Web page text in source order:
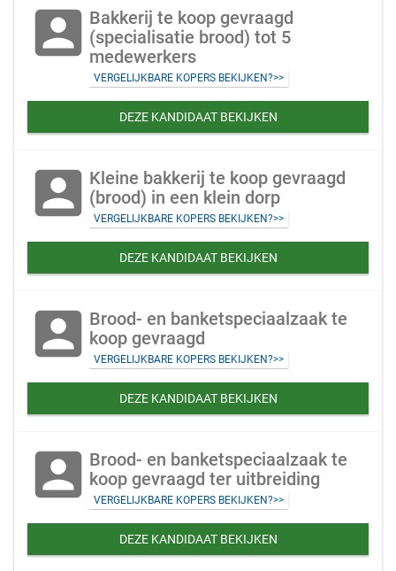
account_box Bakkerij te koop gevraagd
(specialisatie brood) tot 5
medewerkers
VERGELIJKBARE KOPERS BEKIJKEN?>>
DEZE KANDIDAAT BEKIJKEN
account_box Kleine bakkerij te koop gevraagd
(brood) in een klein dorp
VERGELIJKBARE KOPERS BEKIJKEN?>>
DEZE KANDIDAAT BEKIJKEN
account_box Brood- en banketspeciaalzaak te
koop gevraagd
VERGELIJKBARE KOPERS BEKIJKEN?>>
DEZE KANDIDAAT BEKIJKEN
account_box Brood- en banketspeciaalzaak te
koop gevraagd ter uitbreiding
VERGELIJKBARE KOPERS BEKIJKEN?>>
DEZE KANDIDAAT BEKIJKEN